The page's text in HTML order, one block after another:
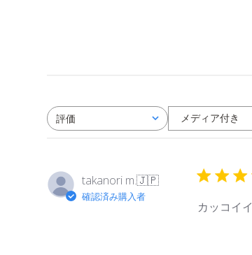
評価
すべての評価 メディア付き
takanori m.🇯🇵
確認済み購入者
カッコイ